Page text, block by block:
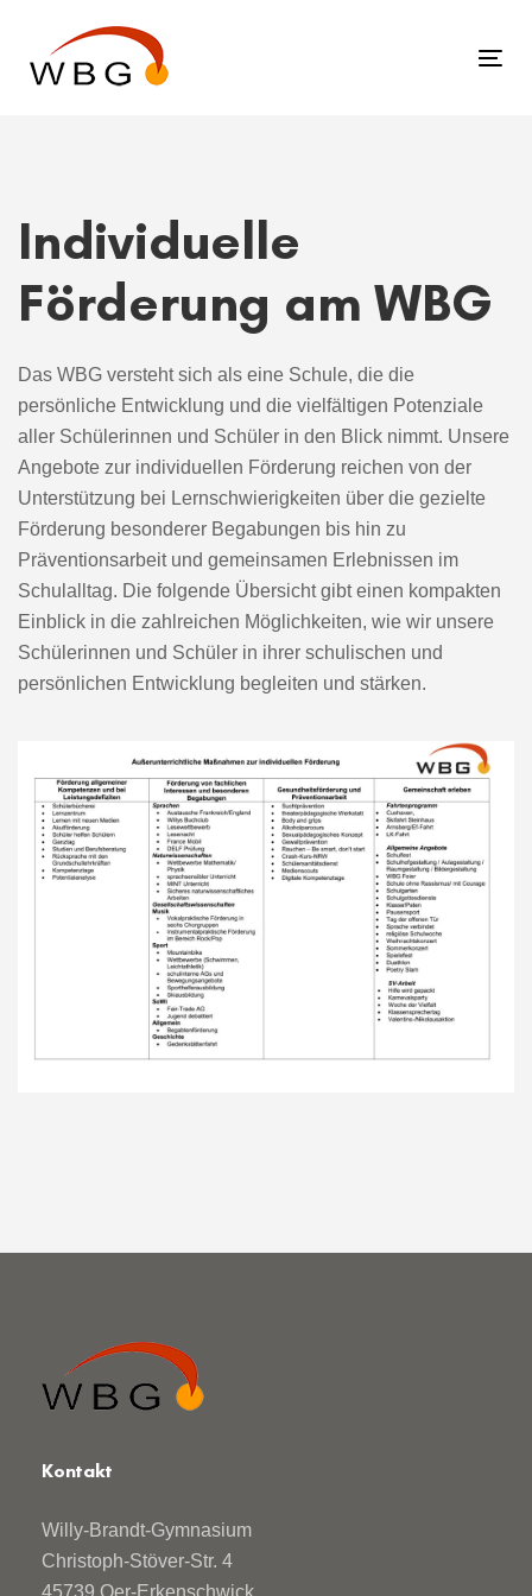
überspringen
primären
Navigation
Individuelle
Förderung am WBG
Das WBG versteht sich als eine Schule, die die
persönliche Entwicklung und die vielfältigen Potenziale
aller Schülerinnen und Schüler in den Blick nimmt. Unsere
Angebote zur individuellen Förderung reichen von der
Unterstützung bei Lernschwierigkeiten über die gezielte
Förderung besonderer Begabungen bis hin zu
Präventionsarbeit und gemeinsamen Erlebnissen im
Schulalltag. Die folgende Übersicht gibt einen kompakten
Einblick in die zahlreichen Möglichkeiten, wie wir unsere
Schülerinnen und Schüler in ihrer schulischen und
persönlichen Entwicklung begleiten und stärken.
Kontakt
Willy-Brandt-Gymnasium
Christoph-Stöver-Str. 4
45739 Oer-Erkenschwick